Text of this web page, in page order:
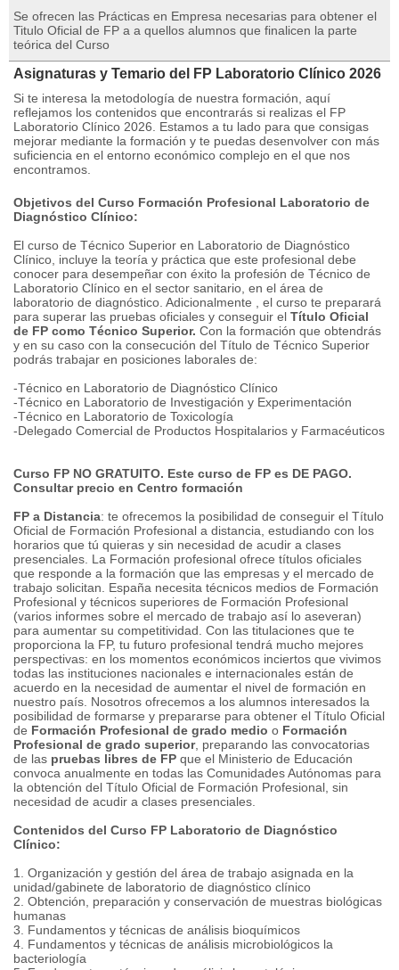
Se ofrecen las Prácticas en Empresa necesarias para obtener el
Titulo Oficial de FP a a quellos alumnos que finalicen la parte
teórica del Curso
Asignaturas y Temario del FP Laboratorio Clínico 2026
Si te interesa la metodología de nuestra formación, aquí
reflejamos los contenidos que encontrarás si realizas el FP
Laboratorio Clínico 2026. Estamos a tu lado para que consigas
mejorar mediante la formación y te puedas desenvolver con más
suficiencia en el entorno económico complejo en el que nos
encontramos.
Objetivos del Curso Formación Profesional Laboratorio de
Diagnóstico Clínico:
El curso de Técnico Superior en Laboratorio de Diagnóstico
Clínico, incluye la teoría y práctica que este profesional debe
conocer para desempeñar con éxito la profesión de Técnico de
Laboratorio Clínico en el sector sanitario, en el área de
laboratorio de diagnóstico. Adicionalmente , el curso te preparará
para superar las pruebas oficiales y conseguir el Título Oficial
de FP como Técnico Superior. Con la formación que obtendrás
y en su caso con la consecución del Título de Técnico Superior
podrás trabajar en posiciones laborales de:
-Técnico en Laboratorio de Diagnóstico Clínico
-Técnico en Laboratorio de Investigación y Experimentación
-Técnico en Laboratorio de Toxicología
-Delegado Comercial de Productos Hospitalarios y Farmacéuticos
Curso FP NO GRATUITO. Este curso de FP es DE PAGO.
Consultar precio en Centro formación
FP a Distancia: te ofrecemos la posibilidad de conseguir el Título
Oficial de Formación Profesional a distancia, estudiando con los
horarios que tú quieras y sin necesidad de acudir a clases
presenciales. La Formación profesional ofrece títulos oficiales
que responde a la formación que las empresas y el mercado de
trabajo solicitan. España necesita técnicos medios de Formación
Profesional y técnicos superiores de Formación Profesional
(varios informes sobre el mercado de trabajo así lo aseveran)
para aumentar su competitividad. Con las titulaciones que te
proporciona la FP, tu futuro profesional tendrá mucho mejores
perspectivas: en los momentos económicos inciertos que vivimos
todas las instituciones nacionales e internacionales están de
acuerdo en la necesidad de aumentar el nivel de formación en
nuestro país. Nosotros ofrecemos a los alumnos interesados la
posibilidad de formarse y prepararse para obtener el Título Oficial
de Formación Profesional de grado medio o Formación
Profesional de grado superior, preparando las convocatorias
de las pruebas libres de FP que el Ministerio de Educación
convoca anualmente en todas las Comunidades Autónomas para
la obtención del Título Oficial de Formación Profesional, sin
necesidad de acudir a clases presenciales.
Contenidos del Curso FP Laboratorio de Diagnóstico
Clínico:
1. Organización y gestión del área de trabajo asignada en la
unidad/gabinete de laboratorio de diagnóstico clínico
2. Obtención, preparación y conservación de muestras biológicas
humanas
3. Fundamentos y técnicas de análisis bioquímicos
4. Fundamentos y técnicas de análisis microbiológicos la
bacteriología